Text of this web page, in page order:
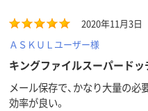
2020年11月3日
ＡＳＫＵＬユーザー様
キングファイルスーパードッチ
メール保存で、かなり大量の必
効率が良い。